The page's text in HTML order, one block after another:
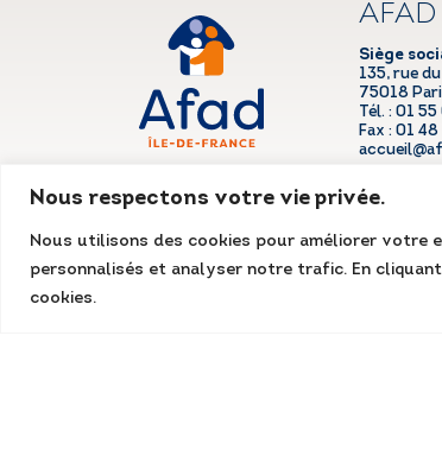
Nous respectons votre vie privée.
Nous utilisons des cookies pour améliorer votre
personnalisés et analyser notre trafic. En
cookies.
AFAD
Siège
135, rue
75018
Tél. : 01
Fax : 01
LinkedIn